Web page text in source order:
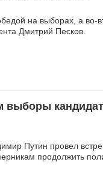
на выборах, а во-
Дмитрий Песков.
Путин провел
продолжить